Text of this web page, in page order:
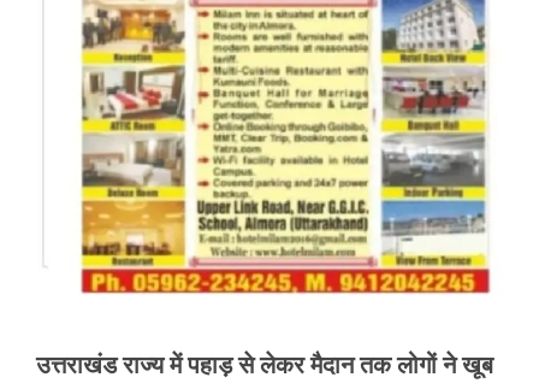
उत्तराखंड राज्य में पहाड़ से लेकर मैदान तक लोगों ने खूब